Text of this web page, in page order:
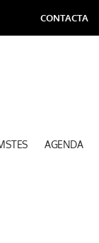
CONTACTA
AGENDA